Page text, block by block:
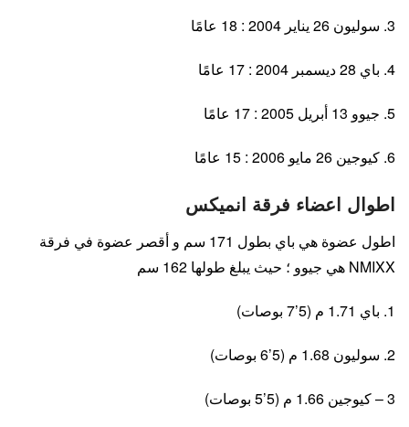
3. سوليون 26 يناير 2004 : 18 عامًا
4. باي 28 ديسمبر 2004 : 17 عامًا
5. جيوو 13 أبريل 2005 : 17 عامًا
6. كيوجين 26 مايو 2006 : 15 عامًا
اطوال اعضاء فرقة انميكس
اطول عضوة هي باي بطول 171 سم و أقصر عضوة في فرقة
NMIXX هي جيوو ؛ حيث يبلغ طولها 162 سم
1. باي 1.71 م (5’7 بوصات)
2. سوليون 1.68 م (5’6 بوصات)
3 – كيوجين 1.66 م (5’5 بوصات)